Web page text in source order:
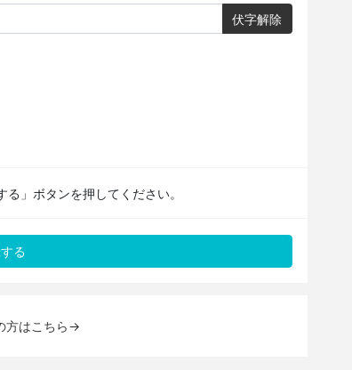
伏字解除
」ボタンを押してください。
方はこちら→